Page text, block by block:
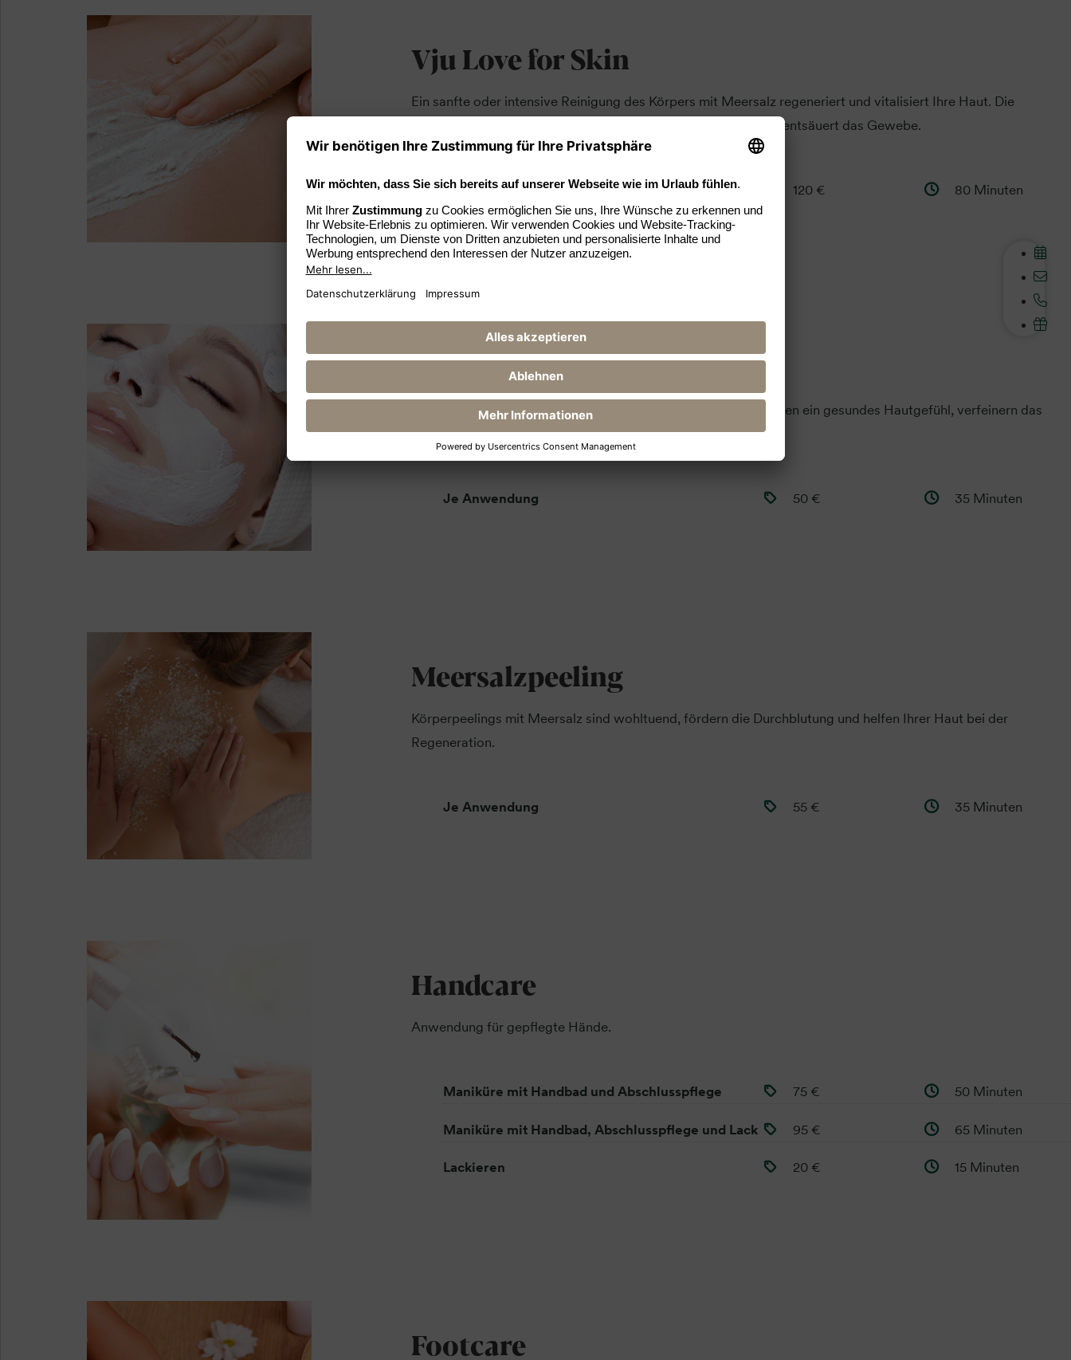
Vju Love for Skin
Ein sanfte oder intensive Reinigung des Körpers mit Meersalz regeneriert und vitalisiert Ihre Haut. Die
anschließende Teilkörperpackung mit Heilkreide entgiftet und entsäuert das Gewebe.
Je Anwendung 120 € 80 Minuten
Vju Heilkreidemaske
Die natürliche Gesichtspflege. Heilkreidebehandlungen schenken ein gesundes Hautgefühl, verfeinern das
Hautbild und fördern die Regeneration der Hautzellen.
Je Anwendung 50 € 35 Minuten
Meersalzpeeling
Körperpeelings mit Meersalz sind wohltuend, fördern die Durchblutung und helfen Ihrer Haut bei der
Regeneration.
Je Anwendung 55 € 35 Minuten
Handcare
Anwendung für gepflegte Hände.
Maniküre mit Handbad und Abschlusspflege 75 € 50 Minuten
Maniküre mit Handbad, Abschlusspflege und Lack 95 € 65 Minuten
Lackieren 20 € 15 Minuten
Footcare